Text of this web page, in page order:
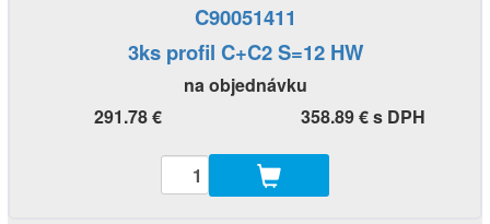
C90051411
3ks profil C+C2 S=12 HW
na objednávku
291.78 €
358.89 € s DPH